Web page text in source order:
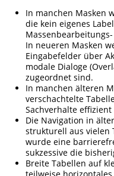
In manchen Masken
die kein eigenes
In neueren Masken
Eingabefelder über
modale Dialoge
zugeordnet sind.
In manchen älteren
verschachtelte
Sachverhalte
Die Navigation in
strukturell aus vielen
wurde eine
sukzessive die
Breite Tabellen auf